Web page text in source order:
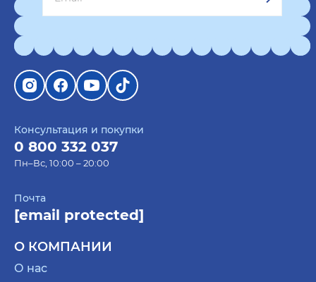
Консультация и покупки
0 800 332 037
Пн–Вс, 10:00 – 20:00
Почта
[email protected]
О КОМПАНИИ
О нас